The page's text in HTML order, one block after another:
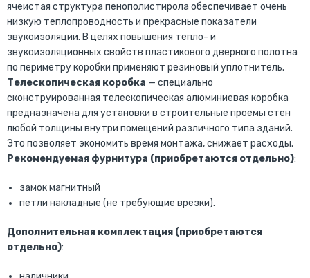
ячеистая структура пенополистирола обеспечивает очень
низкую теплопроводность и прекрасные показатели
звукоизоляции. В целях повышения тепло- и
звукоизоляционных свойств пластикового дверного полотна
по периметру коробки применяют резиновый уплотнитель.
Телескопическая коробка — специально
сконструированная телескопическая алюминиевая коробка
предназначена для установки в строительные проемы стен
любой толщины внутри помещений различного типа зданий.
Это позволяет экономить время монтажа, снижает расходы.
Рекомендуемая фурнитура (приобретаются отдельно):
замок магнитный
петли накладные (не требующие врезки).
Дополнительная комплектация (приобретаются
отдельно):